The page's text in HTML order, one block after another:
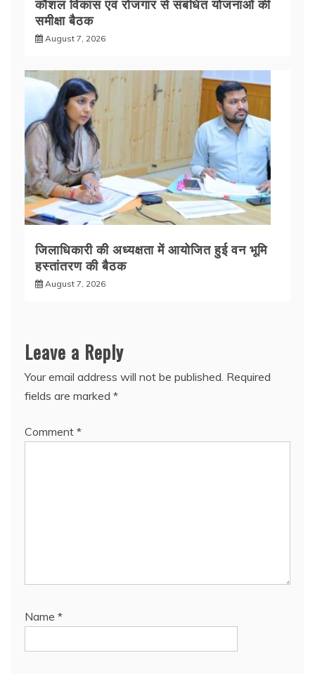
समीक्षा बैठक
August 7, 2026
जिलाधिकारी की अध्यक्षता में आयोजित हुई वन भूमि
हस्तांतरण की बैठक
August 7, 2026
Leave a Reply
Your email address will not be published. Required
fields are marked *
Comment *
Name *